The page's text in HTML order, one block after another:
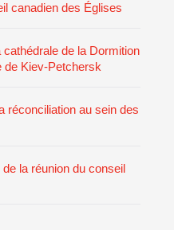
canadien des Églises
cathédrale de la Dormition
de Kiev-Petchersk
réconciliation au sein des
la réunion du conseil